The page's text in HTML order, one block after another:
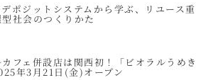
デポジットシステムから学ぶ、リユース重
社会のつくりかた
フェ併設店は関西初！「ビオラルうめき
年3月21日(金)オープン